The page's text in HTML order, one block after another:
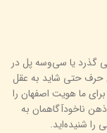
گذرد یا سی‌وسه پل در
حرف حتی شاید به عقل
ما هویت اصفهان را
ناخودآگاهمان به
را شنیده‌اید.